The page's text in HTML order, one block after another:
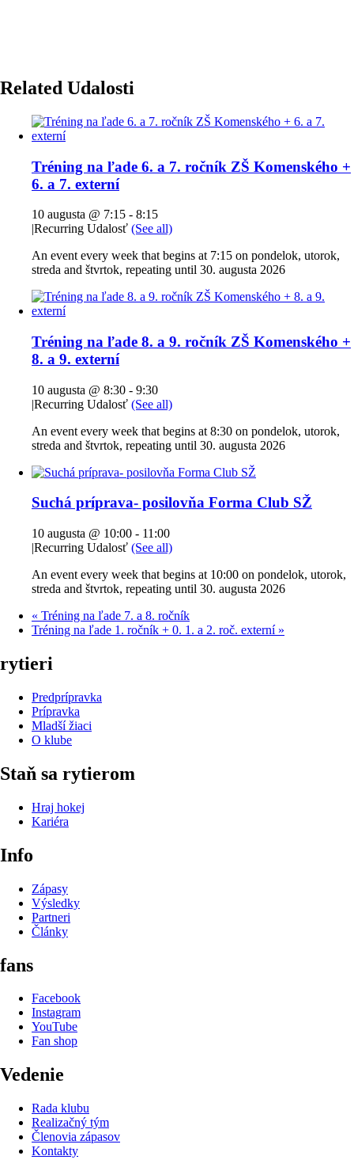
Related Udalosti
Tréning na ľade 6. a 7. ročník ZŠ Komenského +
6. a 7. externí
10 augusta @ 7:15 - 8:15
|Recurring Udalosť (See all)
An event every week that begins at 7:15 on pondelok, utorok,
streda and štvrtok, repeating until 30. augusta 2026
Tréning na ľade 8. a 9. ročník ZŠ Komenského +
8. a 9. externí
10 augusta @ 8:30 - 9:30
|Recurring Udalosť (See all)
An event every week that begins at 8:30 on pondelok, utorok,
streda and štvrtok, repeating until 30. augusta 2026
Suchá príprava- posilovňa Forma Club SŽ
10 augusta @ 10:00 - 11:00
|Recurring Udalosť (See all)
An event every week that begins at 10:00 on pondelok, utorok,
streda and štvrtok, repeating until 30. augusta 2026
« Tréning na ľade 7. a 8. ročník
Tréning na ľade 1. ročník + 0. 1. a 2. roč. externí »
rytieri
Predprípravka
Prípravka
Mladší žiaci
O klube
Staň sa rytierom
Hraj hokej
Kariéra
Info
Zápasy
Výsledky
Partneri
Články
fans
Facebook
Instagram
YouTube
Fan shop
Vedenie
Rada klubu
Realizačný tým
Členovia zápasov
Kontakty